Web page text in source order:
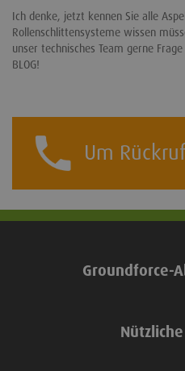
Ich denke, jetzt kennen Sie alle
Rollenschlittensysteme wissen
unser technisches Team gerne
BLOG!
Um
Groundforce-